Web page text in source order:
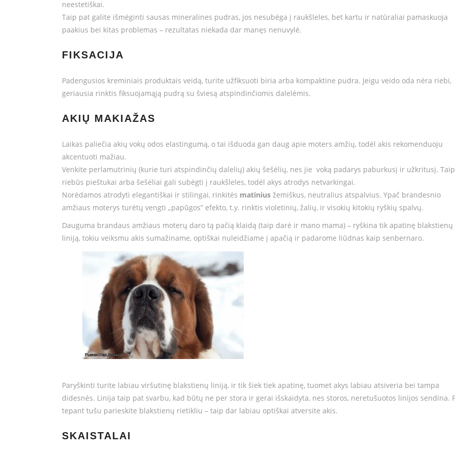
neestetiškai.
Taip pat galite išmėginti sausas mineralines pudras, jos nesubėga į raukšleles, bet kartu ir natūraliai pamaskuoja
paakius bei kitas problemas – rezultatas niekada dar manęs nenuvylė.
FIKSACIJA
Padengusios kreminiais produktais veidą, turite užfiksuoti biria arba kompaktine pudra. Jeigu veido oda nėra riebi,
geriausia rinktis fiksuojamąją pudrą su šviesą atspindinčiomis dalelėmis.
AKIŲ MAKIAŽAS
Laikas paliečia akių vokų odos elastingumą, o tai išduoda gan daug apie moters amžių, todėl akis rekomenduoju
akcentuoti mažiau.
Venkite perlamutrinių (kurie turi atspindinčių dalelių) akių šešėlių, nes jie voką padarys paburkusį ir užkritusį.
riebūs pieštukai arba šešėliai gali subėgti į raukšleles, todėl akys atrodys netvarkingai.
Norėdamos atrodyti elegantiškai ir stilingai, rinkitės matinius žemiškus, neutralius atspalvius. Ypač brandesnio
amžiaus moterys turėtų vengti „papūgos” efekto, t.y. rinktis violetinių, žalių, ir visokių kitokių ryškių spalvų.
Dauguma brandaus amžiaus moterų daro tą pačią klaidą (taip darė ir mano mama) – ryškina tik apatinę blakstienų
liniją, tokiu veiksmu akis sumažiname, optiškai nuleidžiame į apačią ir padarome liūdnas kaip senbernaro.
Paryškinti turite labiau viršutinę blakstienų liniją, ir tik šiek tiek apatinę, tuomet akys labiau atsiveria bei tampa
didesnės. Linija taip pat svarbu, kad būtų ne per stora ir gerai išskaidyta, nes storos, neretušuotos linijos sendina.
tepant tušu parieskite blakstienų rietikliu – taip dar labiau optiškai atversite akis.
SKAISTALAI